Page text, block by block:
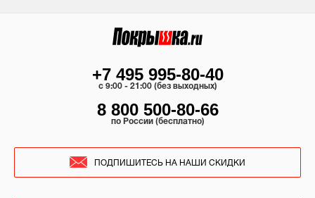
+7 495 995-80-40
c 9:00 - 21:00 (без выходных)
8 800 500-80-66
по России (бесплатно)
ПОДПИШИТЕСЬ НА НАШИ СКИДКИ